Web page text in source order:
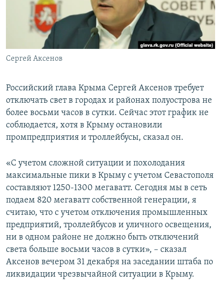
ПОБЕДИТЕЛЕЙ НЕ СУДЯТ?
КРЫМ.НЕПОКОРЕННЫЙ
УКРАИНСКАЯ ПРОБЛЕМА КРЫМА
ПРИСОЕДИНЯЙТЕСЬ!
Сергей Аксенов
Российский глава Крыма Сергей Аксенов требует
отключать свет в городах и районах полуострова не
более восьми часов в сутки. Сейчас этот график не
соблюдается, хотя в Крыму остановили
промпредприятия и троллейбусы, сказал он.
«С учетом сложной ситуации и похолодания
максимальные пики в Крыму с учетом Севастополя
составляют 1250-1300 мегаватт. Сегодня мы в сеть
подаем 820 мегаватт собственной генерации, я
считаю, что с учетом отключения промышленных
предприятий, троллейбусов и уличного освещения,
ни в одном районе не должно быть отключений
света больше восьми часов в сутки», – сказал
Аксенов вечером 31 декабря на заседании штаба по
ликвидации чрезвычайной ситуации в Крыму.